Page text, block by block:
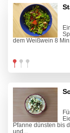
dem Weißwein 8
Pfanne dünsten bis